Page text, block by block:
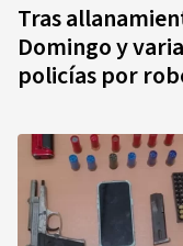
Tras
Domingo y
policías por